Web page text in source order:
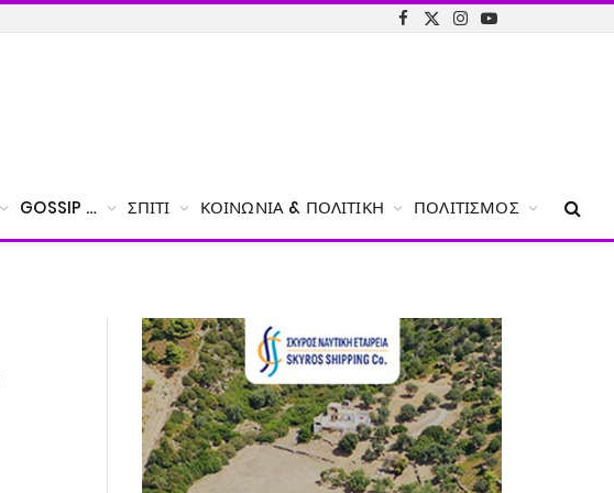
Facebook
X
Instagram
YouTube
GOSSIP … ΣΠΊΤΙ ΚΟΙΝΩΝΊΑ & ΠΟΛΙΤΙΚΉ ΠΟΛΙΤΙΣΜΌΣ